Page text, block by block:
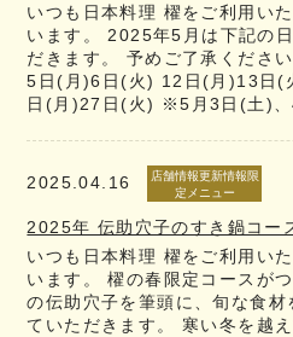
いつも日本料理 櫂をご利用い
います。 2025年5月は下記の
だきます。 予めご了承くださ
5日(月)6日(火) 12日(月)13日
日(月)27日(火) ※5月3日(土)、
2025.04.16
店舗情報更新情報限
定メニュー
2025年 伝助穴子のすき鍋コー
いつも日本料理 櫂をご利用い
います。 櫂の春限定コースが
の伝助穴子を筆頭に、旬な食
ていただきます。 寒い冬を越